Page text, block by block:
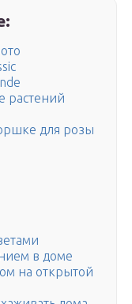
растений
для розы
в доме
на открытой